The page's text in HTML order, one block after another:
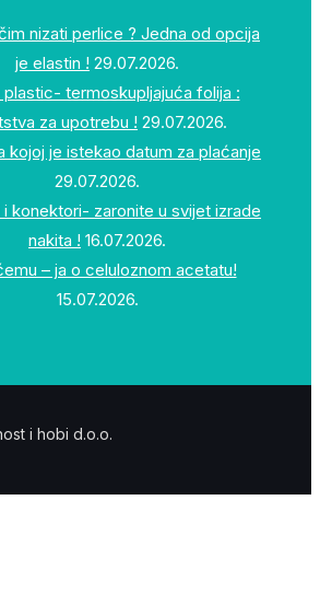
nizati perlice ? Jedna od opcija
je elastin ! 29.07.2026.
plastic- termoskupljajuća folija :
za upotrebu ! 29.07.2026.
kojoj je istekao datum za plaćanje
29.07.2026.
i konektori- zaronite u svijet izrade
nakita ! 16.07.2026.
– ja o celuloznom acetatu!
15.07.2026.
i hobi d.o.o.